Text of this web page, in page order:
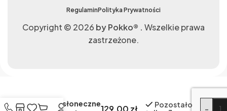
RegulaminPolityka Prywatności
Copyright © 2026 by Pokko® . Wszelkie prawa
zastrzeżone.
przeciwsłoneczne129,00 zł
Pozostało
-